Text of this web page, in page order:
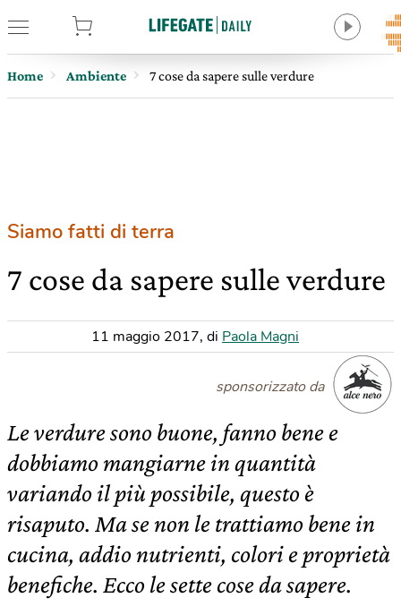
Home Ambiente 7 cose da sapere sulle verdure
Siamo fatti di terra
7 cose da sapere sulle verdure
11 maggio 2017, di Paola Magni
sponsorizzato da
Le verdure sono buone, fanno bene e
dobbiamo mangiarne in quantità
variando il più possibile, questo è
risaputo. Ma se non le trattiamo bene in
cucina, addio nutrienti, colori e proprietà
benefiche. Ecco le sette cose da sapere.